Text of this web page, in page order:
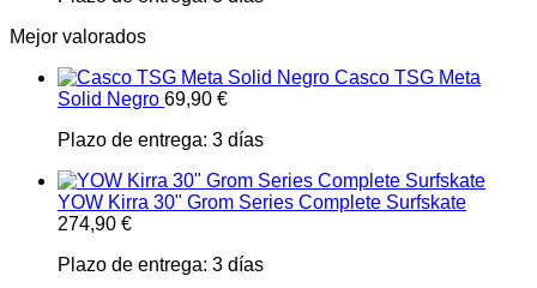
Mejor valorados
Casco TSG Meta
Solid Negro 69,90 €
Plazo de entrega: 3 días
YOW Kirra 30" Grom Series Complete Surfskate
274,90 €
Plazo de entrega: 3 días